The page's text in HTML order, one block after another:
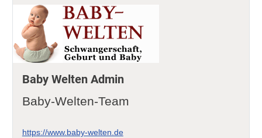
Baby Welten Admin
Baby-Welten-Team
https://www.baby-welten.de